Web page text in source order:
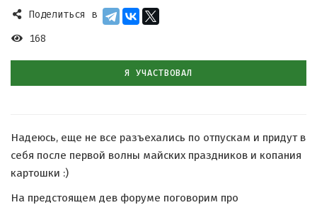
Поделиться в
168
Я УЧАСТВОВАЛ
Надеюсь, еще не все разъехались по отпускам и придут в
себя после первой волны майских праздников и копания
картошки :)
На предстоящем дев форуме поговорим про